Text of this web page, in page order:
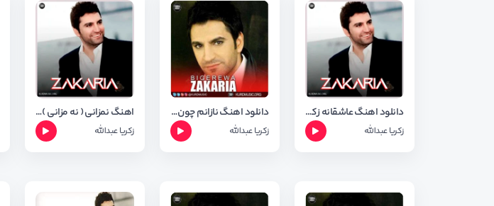
دانلود اهنگ عاشقانه زکریا عبدالله به نام بو پشیمانی
زکریا عبدالله
دانلود اهنگ نازانم چون خوشم ویستی از زکریا عبدالله
زکریا عبدالله
اهنگ نمزانی ( نه مزانی ) زکریا عبدالله + شعر اهنگ
زکریا عبدالله